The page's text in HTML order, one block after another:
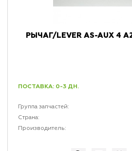
РЫЧАГ/LEVER AS-AUX 4
ПОСТАВКА: 0-3 ДН.
Группа запчастей:
Страна:
Производитель: